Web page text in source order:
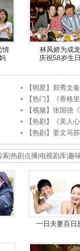
情
林凤娇为成龙
庆祝58岁生
【明星】郑秀文
【热门】《香格
【视频】张国强
【热剧】《美人
【热剧】姜文马
索 热剧点播 电视剧库 趣
一日夫妻百日